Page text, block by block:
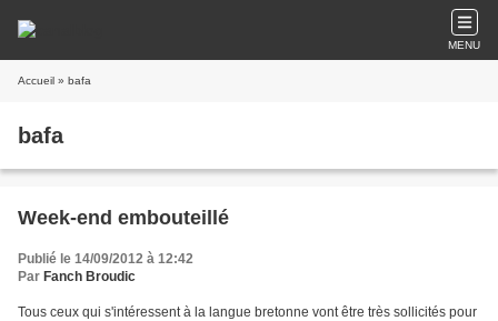
MENU
Accueil » bafa
bafa
Week-end embouteillé
Publié le 14/09/2012 à 12:42
Par Fanch Broudic
Tous ceux qui s'intéressent à la langue bretonne vont être très sollicités pour